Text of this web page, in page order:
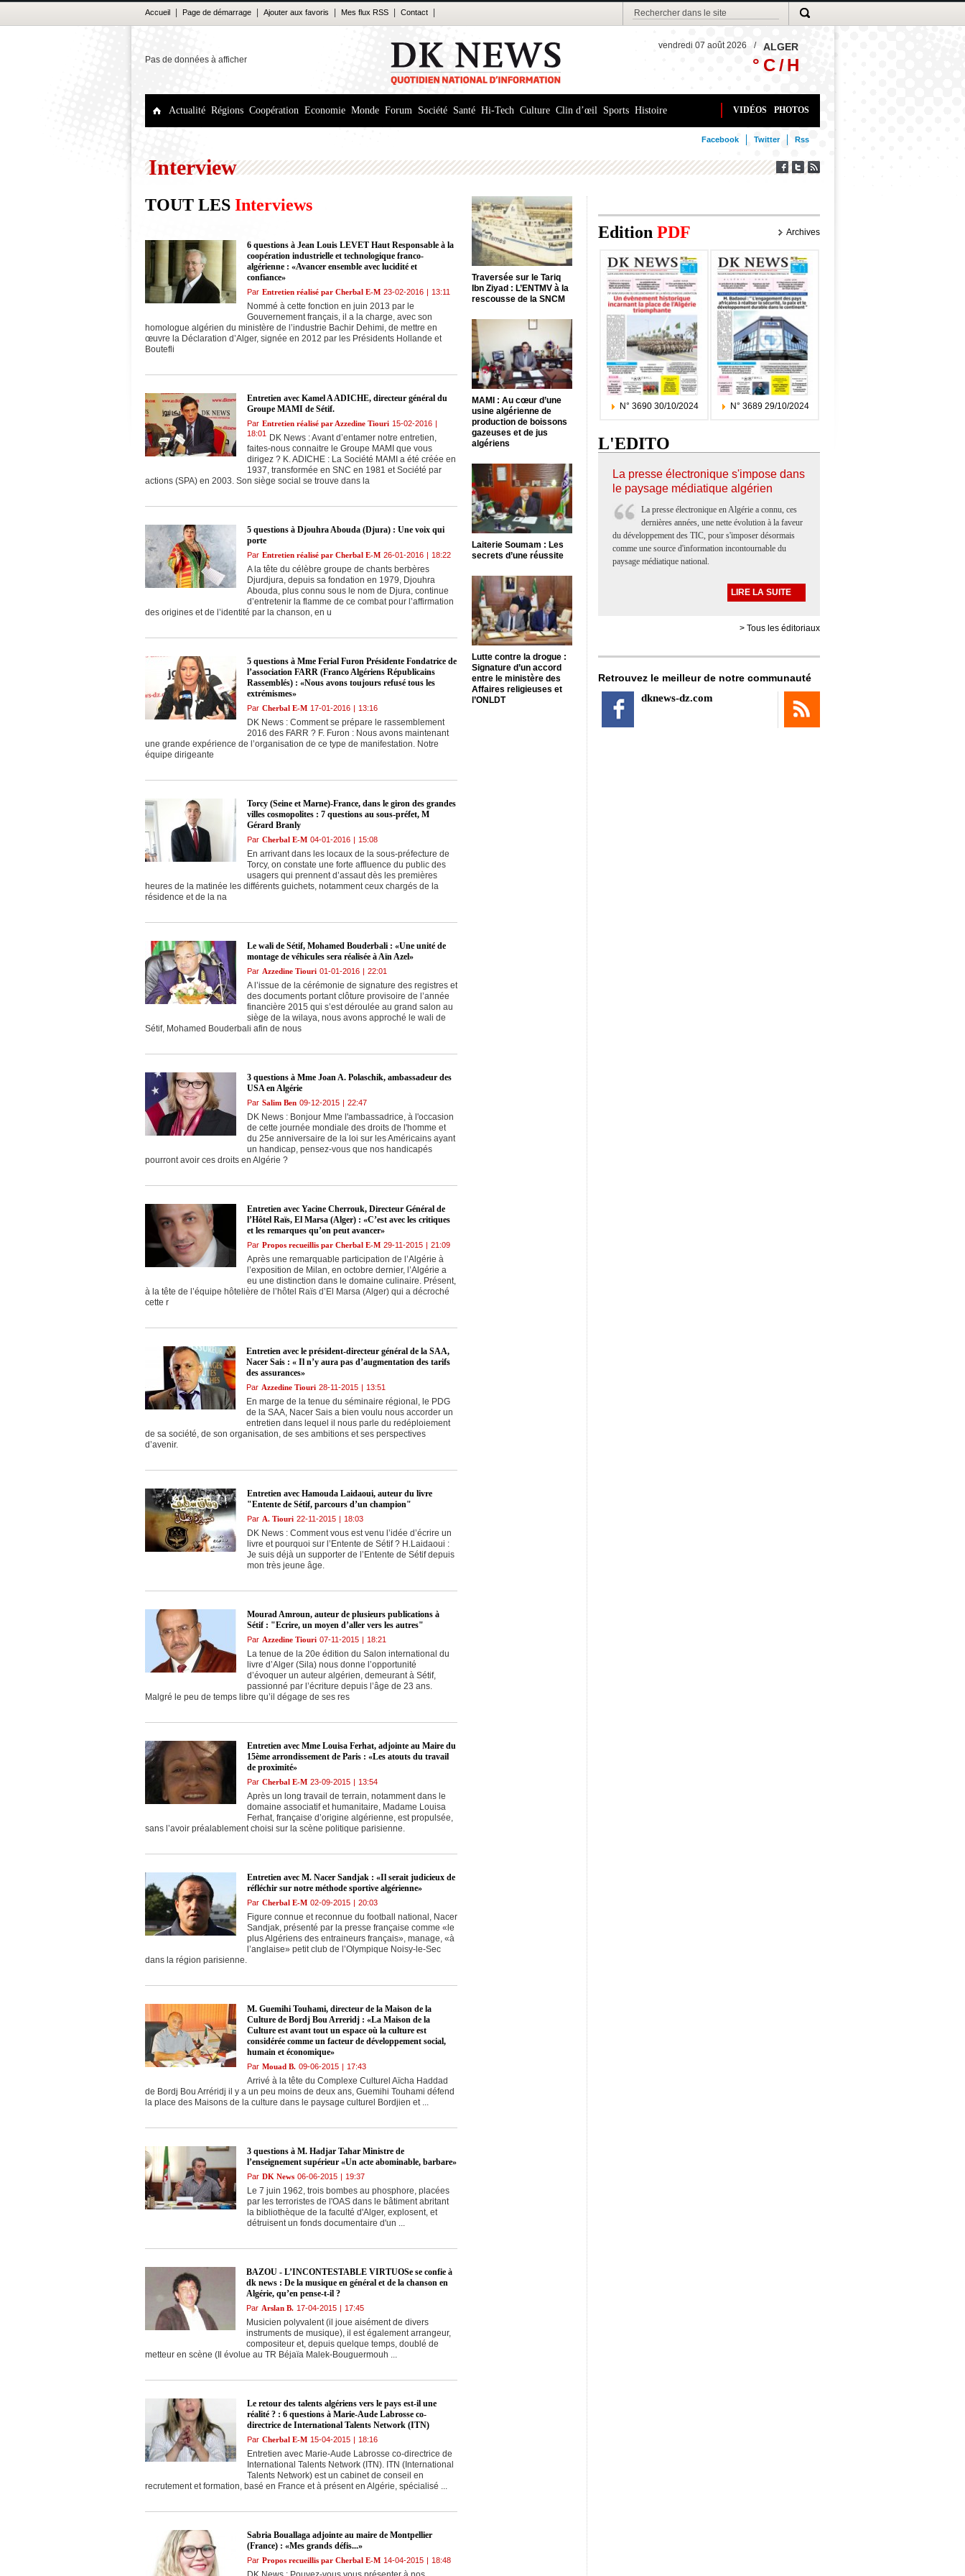
Accueil Page de démarrage Ajouter aux favoris Mes flux RSS Contact
Pas de données à afficher
ALGER
/
vendredi 07 août 2026
° C /H
Actualité Régions Coopération Economie Monde Forum Société Santé Hi-Tech Culture Clin d’œil Sports Histoire VIDÉOS PHOTOS
Facebook Twitter Rss
Interview
TOUT LES Interviews
6 questions à Jean Louis LEVET Haut Responsable à la
coopération industrielle et technologique franco-
algérienne : «Avancer ensemble avec lucidité et
confiance»
Par Entretien réalisé par Cherbal E-M 23-02-2016 | 13:11
Nommé à cette fonction en juin 2013 par le
Gouvernement français, il a la charge, avec son
homologue algérien du ministère de l’industrie Bachir Dehimi, de mettre en
œuvre la Déclaration d’Alger, signée en 2012 par les Présidents Hollande et
Boutefli
Entretien avec Kamel A ADICHE, directeur général du
Groupe MAMI de Sétif.
Par Entretien réalisé par Azzedine Tiouri 15-02-2016 |
18:01
DK News : Avant d’entamer notre entretien,
faites-nous connaitre le Groupe MAMI que vous
dirigez ? K. ADICHE : La Société MAMI a été créée en
1937, transformée en SNC en 1981 et Société par
actions (SPA) en 2003. Son siège social se trouve dans la
5 questions à Djouhra Abouda (Djura) : Une voix qui
porte
Par Entretien réalisé par Cherbal E-M 26-01-2016 | 18:22
A la tête du célèbre groupe de chants berbères
Djurdjura, depuis sa fondation en 1979, Djouhra
Abouda, plus connu sous le nom de Djura, continue
d’entretenir la flamme de ce combat pour l’affirmation
des origines et de l’identité par la chanson, en u
5 questions à Mme Ferial Furon Présidente Fondatrice de
l’association FARR (Franco Algériens Républicains
Rassemblés) : «Nous avons toujours refusé tous les
extrémismes»
Par Cherbal E-M 17-01-2016 | 13:16
DK News : Comment se prépare le rassemblement
2016 des FARR ? F. Furon : Nous avons maintenant
une grande expérience de l’organisation de ce type de manifestation. Notre
équipe dirigeante
Torcy (Seine et Marne)-France, dans le giron des grandes
villes cosmopolites : 7 questions au sous-préfet, M
Gérard Branly
Par Cherbal E-M 04-01-2016 | 15:08
En arrivant dans les locaux de la sous-préfecture de
Torcy, on constate une forte affluence du public des
usagers qui prennent d’assaut dès les premières
heures de la matinée les différents guichets, notamment ceux chargés de la
résidence et de la na
Le wali de Sétif, Mohamed Bouderbali : «Une unité de
montage de véhicules sera réalisée à Aïn Azel»
Par Azzedine Tiouri 01-01-2016 | 22:01
A l’issue de la cérémonie de signature des registres et
des documents portant clôture provisoire de l’année
financière 2015 qui s’est déroulée au grand salon au
siège de la wilaya, nous avons approché le wali de
Sétif, Mohamed Bouderbali afin de nous
3 questions à Mme Joan A. Polaschik, ambassadeur des
USA en Algérie
Par Salim Ben 09-12-2015 | 22:47
DK News : Bonjour Mme l'ambassadrice, à l'occasion
de cette journée mondiale des droits de l'homme et
du 25e anniversaire de la loi sur les Américains ayant
un handicap, pensez-vous que nos handicapés
pourront avoir ces droits en Algérie ?
Entretien avec Yacine Cherrouk, Directeur Général de
l’Hôtel Raïs, El Marsa (Alger) : «C’est avec les critiques
et les remarques qu’on peut avancer»
Par Propos recueillis par Cherbal E-M 29-11-2015 | 21:09
Après une remarquable participation de l’Algérie à
l’exposition de Milan, en octobre dernier, l’Algérie a
eu une distinction dans le domaine culinaire. Présent,
à la tête de l’équipe hôtelière de l’hôtel Raïs d’El Marsa (Alger) qui a décroché
cette r
Entretien avec le président-directeur général de la SAA,
Nacer Sais : « Il n’y aura pas d’augmentation des tarifs
des assurances»
Par Azzedine Tiouri 28-11-2015 | 13:51
En marge de la tenue du séminaire régional, le PDG
de la SAA, Nacer Sais a bien voulu nous accorder un
entretien dans lequel il nous parle du redéploiement
de sa société, de son organisation, de ses ambitions et ses perspectives
d’avenir.
Entretien avec Hamouda Laidaoui, auteur du livre
"Entente de Sétif, parcours d’un champion"
Par A. Tiouri 22-11-2015 | 18:03
DK News : Comment vous est venu l’idée d’écrire un
livre et pourquoi sur l’Entente de Sétif ? H.Laidaoui :
Je suis déjà un supporter de l’Entente de Sétif depuis
mon très jeune âge.
Mourad Amroun, auteur de plusieurs publications à
Sétif : "Ecrire, un moyen d’aller vers les autres"
Par Azzedine Tiouri 07-11-2015 | 18:21
La tenue de la 20e édition du Salon international du
livre d’Alger (Sila) nous donne l’opportunité
d’évoquer un auteur algérien, demeurant à Sétif,
passionné par l’écriture depuis l’âge de 23 ans.
Malgré le peu de temps libre qu’il dégage de ses res
Entretien avec Mme Louisa Ferhat, adjointe au Maire du
15ème arrondissement de Paris : «Les atouts du travail
de proximité»
Par Cherbal E-M 23-09-2015 | 13:54
Après un long travail de terrain, notamment dans le
domaine associatif et humanitaire, Madame Louisa
Ferhat, française d’origine algérienne, est propulsée,
sans l’avoir préalablement choisi sur la scène politique parisienne.
Entretien avec M. Nacer Sandjak : «Il serait judicieux de
réfléchir sur notre méthode sportive algérienne»
Par Cherbal E-M 02-09-2015 | 20:03
Figure connue et reconnue du football national, Nacer
Sandjak, présenté par la presse française comme «le
plus Algériens des entraineurs français», manage, «à
l’anglaise» petit club de l’Olympique Noisy-le-Sec
dans la région parisienne.
M. Guemihi Touhami, directeur de la Maison de la
Culture de Bordj Bou Arreridj : «La Maison de la
Culture est avant tout un espace où la culture est
considérée comme un facteur de développement social,
humain et économique»
Par Mouad B. 09-06-2015 | 17:43
Arrivé à la tête du Complexe Culturel Aïcha Haddad
de Bordj Bou Arréridj il y a un peu moins de deux ans, Guemihi Touhami défend
la place des Maisons de la culture dans le paysage culturel Bordjien et ...
3 questions à M. Hadjar Tahar Ministre de
l’enseignement supérieur «Un acte abominable, barbare»
Par DK News 06-06-2015 | 19:37
Le 7 juin 1962, trois bombes au phosphore, placées
par les terroristes de l'OAS dans le bâtiment abritant
la bibliothèque de la faculté d'Alger, explosent, et
détruisent un fonds documentaire d'un ...
BAZOU - L’INCONTESTABLE VIRTUOSe se confie à
dk news : De la musique en général et de la chanson en
Algérie, qu’en pense-t-il ?
Par Arslan B. 17-04-2015 | 17:45
Musicien polyvalent (il joue aisément de divers
instruments de musique), il est également arrangeur,
compositeur et, depuis quelque temps, doublé de
metteur en scène (Il évolue au TR Béjaïa Malek-Bouguermouh ...
Le retour des talents algériens vers le pays est-il une
réalité ? : 6 questions à Marie-Aude Labrosse co-
directrice de International Talents Network (ITN)
Par Cherbal E-M 15-04-2015 | 18:16
Entretien avec Marie-Aude Labrosse co-directrice de
International Talents Network (ITN). ITN (International
Talents Network) est un cabinet de conseil en
recrutement et formation, basé en France et à présent en Algérie, spécialisé ...
Sabria Bouallaga adjointe au maire de Montpellier
(France) : «Mes grands défis...»
Par Propos recueillis par Cherbal E-M 14-04-2015 | 18:48
Traversée sur le Tariq
Ibn Ziyad : L’ENTMV à la
rescousse de la SNCM
MAMI : Au cœur d’une
usine algérienne de
production de boissons
gazeuses et de jus
algériens
Laiterie Soumam : Les
secrets d’une réussite
Lutte contre la drogue :
Signature d’un accord
entre le ministère des
Affaires religieuses et
l’ONLDT
Edition PDF Archives
N° 3690 30/10/2024 N° 3689 29/10/2024
L'EDITO
La presse électronique s'impose dans
le paysage médiatique algérien
La presse électronique en Algérie a connu, ces
dernières années, une nette évolution à la faveur
du développement des TIC, pour s'imposer désormais
comme une source d'information incontournable du
paysage médiatique national.
LIRE LA SUITE
> Tous les éditoriaux
Retrouvez le meilleur de notre communauté
dknews-dz.com